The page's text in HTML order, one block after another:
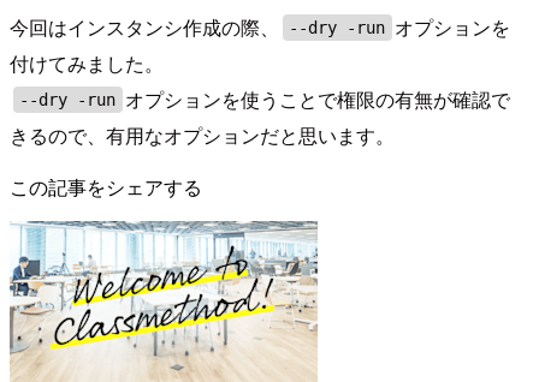
今回はインスタンシ作成の際、 --dry -run オプションを
付けてみました。
--dry -run オプションを使うことで権限の有無が確認で
きるので、有用なオプションだと思います。
この記事をシェアする